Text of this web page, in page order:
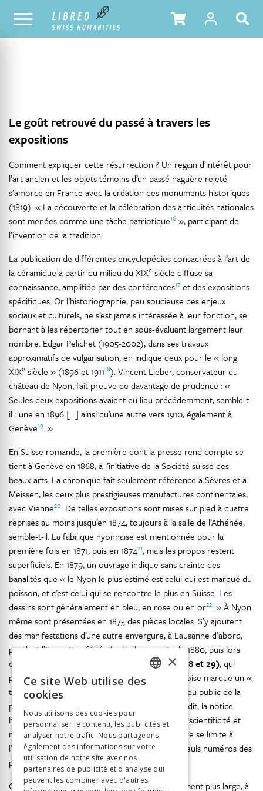
NOTRE CATALOGUE TABLE DES MATIÈRES
Le goût retrouvé du passé à travers les
expositions
Comment expliquer cette résurrection ? Un regain d’intérêt pour
l’art ancien et les objets témoins d’un passé naguère rejeté
s’amorce en France avec la création des monuments historiques
(1819). « La découverte et la célébration des antiquités nationales
sont menées comme une tâche patriotique16 », participant de
l’invention de la tradition.
La publication de différentes encyclopédies consacrées à l’art de
la céramique à partir du milieu du XIXe siècle diffuse sa
connaissance, amplifiée par des conférences17 et des expositions
spécifiques. Or l’historiographie, peu soucieuse des enjeux
sociaux et culturels, ne s’est jamais intéressée à leur fonction, se
bornant à les répertorier tout en sous-évaluant largement leur
nombre. Edgar Pelichet (1905-2002), dans ses travaux
approximatifs de vulgarisation, en indique deux pour le « long
XIXe siècle » (1896 et 191118). Vincent Lieber, conservateur du
château de Nyon, fait preuve de davantage de prudence : «
Seules deux expositions avaient eu lieu précédemment, semble-t-
il : une en 1896 […] ainsi qu’une autre vers 1910, également à
Genève19. »
En Suisse romande, la première dont la presse rend compte se
tient à Genève en 1868, à l’initiative de la Société suisse des
beaux-arts. La chronique fait seulement référence à Sèvres et à
Meissen, les deux plus prestigieuses manufactures continentales,
avec Vienne20. De telles expositions sont mises sur pied à quatre
reprises au moins jusqu’en 1874, toujours à la salle de l’Athénée,
semble-t-il. La fabrique nyonnaise est mentionnée pour la
première fois en 1871, puis en 187421, mais les propos restent
superficiels. En 1879, un ouvrage indique sans crainte des
banalités que « le Nyon le plus estimé est celui qui est marqué du
poisson, et c’est celui qui se rencontre le plus en Suisse. Les
dessins sont généralement en bleu, en rose ou en or22. » À Nyon
même sont présentées en 1875 des pièces locales. S’y ajoutent
des manifestations d’une autre envergure, à Lausanne d’abord,
pendant l’Exposition fédérale des beaux-arts de 1880, puis lors
des Expositions nationales de 1883 et 1896 (pl. 28 et 29), qui
présentent 104 et 106 numéros. L’affiche zurichoise marque un «
tournant majeur dans la reconnaissance auprès du public de la
porcelaine et de l’art céramique suisse
. » Cela dit, la notice
historique de la manufacture de Nyon conjugue scientificité et
reprise d’informations erronées 24 , et le catalogue se limite à
l’indication « porcelaine de Nyon » à côté des seuls numéros des
pièces, non décrites.
Cette vague d’expositions participe d’un mouvement plus large, à
ITALIAN
×
Ce site Web utilise des
cookies
Nous utilisons des cookies pour
personnaliser le contenu, les publicités et
analyser notre trafic. Nous partageons
également des informations sur votre
utilisation de notre site avec nos
partenaires de publicité et d'analyse qui
peuvent les combiner avec d'autres